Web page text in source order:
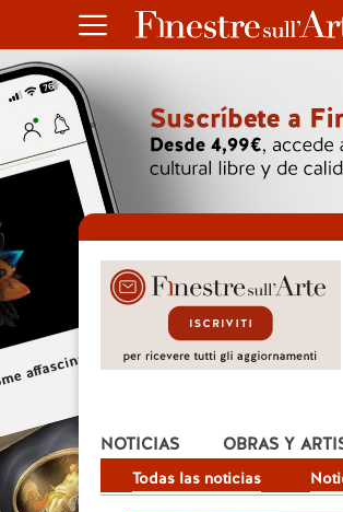
NOTICIAS
Todas las noticias
OBRAS Y